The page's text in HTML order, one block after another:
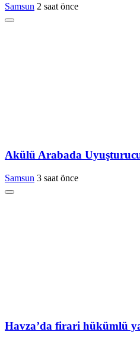
Samsun 2 saat önce
Akülü Arabada
Samsun 3 saat önce
Havza’da firari hükümlü